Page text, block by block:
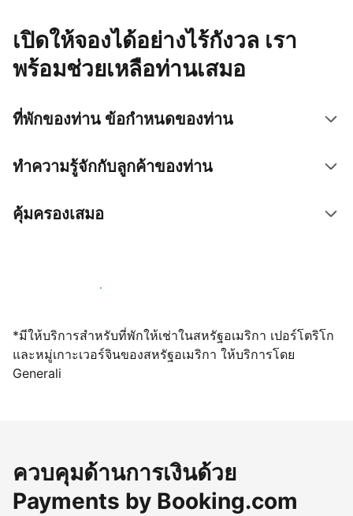
เปิดให้จองได้อย่างไร้กังวล เรา
พร้อมช่วยเหลือท่านเสมอ
ที่พักของท่าน ข้อกำหนดของท่าน
ทำความรู้จักกับลูกค้าของท่าน
คุ้มครองเสมอ
เปิดให้จองผ่านเราตั้งแต่วันนี้
*มีให้บริการสำหรับที่พักให้เช่าในสหรัฐอเมริกา เปอร์โตริโก
และหมู่เกาะเวอร์จินของสหรัฐอเมริกา ให้บริการโดย
Generali
ควบคุมด้านการเงินด้วย
Payments by Booking.com